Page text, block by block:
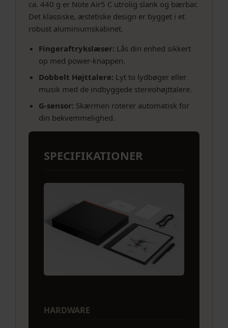
ca. 440 g er Note Air5 C utrolig slank og bærbar.
Det klassiske, æstetiske design er bygget i et
robust aluminiumskabinet.
Fingeraftrykslæser: Lås din enhed sikkert
op med power-knappen.
Dobbelt Højttalere: Lyt to lydbøger eller
musik med de indbyggede stereohøjttalere.
G-sensor: Skærmen roterer automatisk for
din bekvemmelighed.
SPECIFIKATIONER
HARDWARE